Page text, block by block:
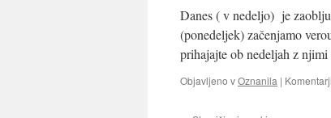
Danes ( v nedeljo) je
(ponedeljek) začenjamo
prihajajte ob nedeljah z
Objavljeno vOznanila |